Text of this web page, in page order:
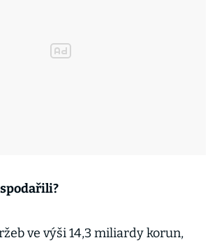
ve výši 14,3 miliardy korun,